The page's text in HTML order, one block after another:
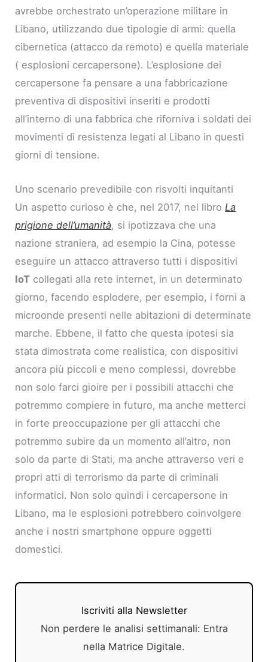
avrebbe orchestrato un’operazione militare in
Libano, utilizzando due tipologie di armi: quella
cibernetica (attacco da remoto) e quella materiale
( esplosioni cercapersone). L’esplosione dei
cercapersone fa pensare a una fabbricazione
preventiva di dispositivi inseriti e prodotti
all’interno di una fabbrica che riforniva i soldati dei
movimenti di resistenza legati al Libano in questi
giorni di tensione.
Uno scenario prevedibile con risvolti inquitanti
Un aspetto curioso è che, nel 2017, nel libro La
prigione dell’umanità, si ipotizzava che una
nazione straniera, ad esempio la Cina, potesse
eseguire un attacco attraverso tutti i dispositivi
IoT collegati alla rete internet, in un determinato
giorno, facendo esplodere, per esempio, i forni a
microonde presenti nelle abitazioni di determinate
marche. Ebbene, il fatto che questa ipotesi sia
stata dimostrata come realistica, con dispositivi
ancora più piccoli e meno complessi, dovrebbe
non solo farci gioire per i possibili attacchi che
potremmo compiere in futuro, ma anche metterci
in forte preoccupazione per gli attacchi che
potremmo subire da un momento all’altro, non
solo da parte di Stati, ma anche attraverso veri e
propri atti di terrorismo da parte di criminali
informatici. Non solo quindi i cercapersone in
Libano, ma le esplosioni potrebbero coinvolgere
anche i nostri smartphone oppure oggetti
domestici.
Iscriviti alla Newsletter
Non perdere le analisi settimanali: Entra
nella Matrice Digitale.